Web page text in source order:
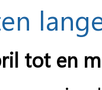
tot en